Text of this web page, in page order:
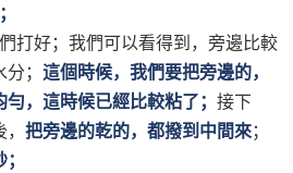
打好；我們可以看得到，旁邊比較
； 這個時候，我們要把旁邊的，
，這時候已經比較粘了； 接下
把旁邊的乾的，都撥到中間來；